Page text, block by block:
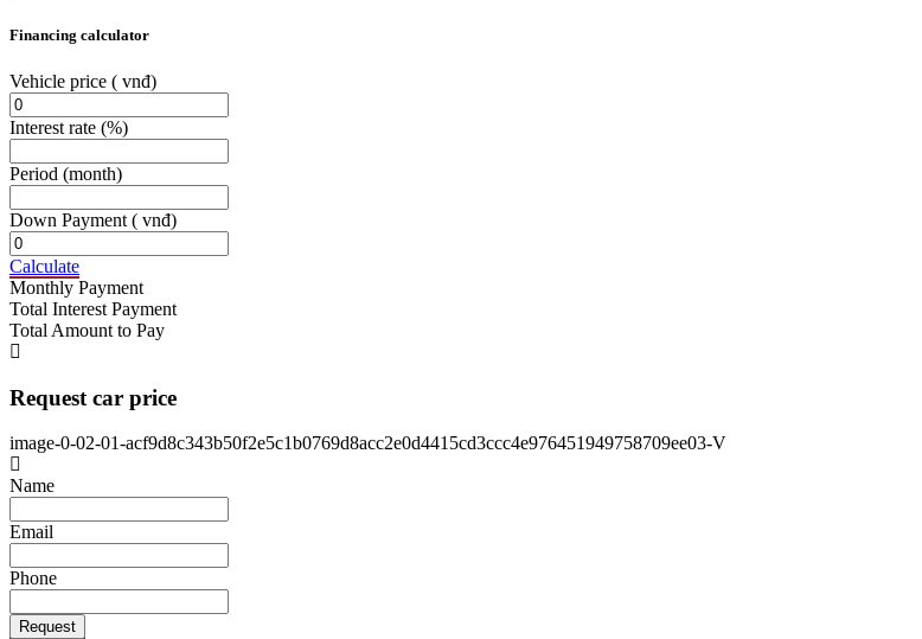
Financing calculator
Vehicle price ( vnđ)
Interest rate (%)
Period (month)
Down Payment ( vnđ)
Calculate
Monthly Payment
Total Interest Payment
Total Amount to Pay
Request car price
image-0-02-01-acf9d8c343b50f2e5c1b0769d8acc2e0d4415cd3ccc4e976451949758709ee03-V
Name
Email
Phone
Request